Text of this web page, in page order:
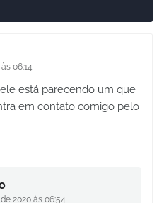
06:14
está parecendo um que
em contato comigo pelo
2020 às 06:54